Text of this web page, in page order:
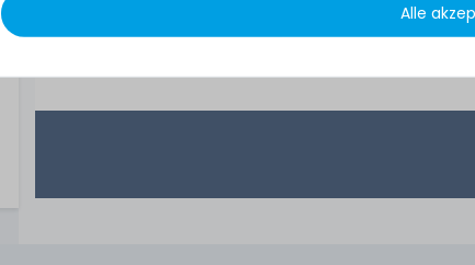
1.679,99 € *
Alle